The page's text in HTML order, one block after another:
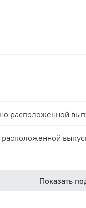
расположенной
Показать